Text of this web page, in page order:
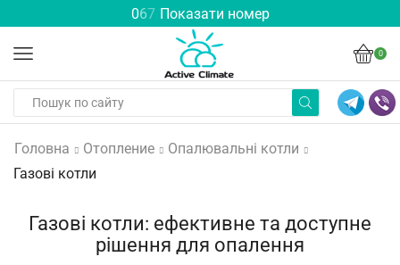
067 Показати номер
0
Головна Отопление
Опалювальні котли
Газові котли
Газові котли: ефективне та доступне
рішення для опалення